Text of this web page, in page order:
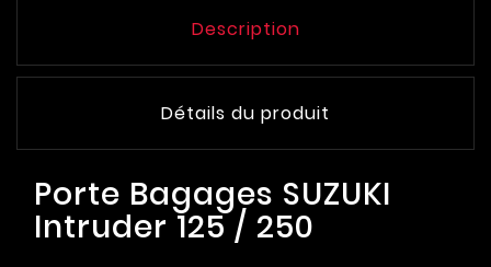
Description
Détails du produit
Porte Bagages SUZUKI
Intruder 125 / 250